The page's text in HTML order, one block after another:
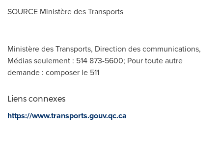
SOURCE Ministère des Transports
Ministère des Transports, Direction des communications,
Médias seulement : 514 873-5600; Pour toute autre
demande : composer le 511
Liens connexes
https://www.transports.gouv.qc.ca